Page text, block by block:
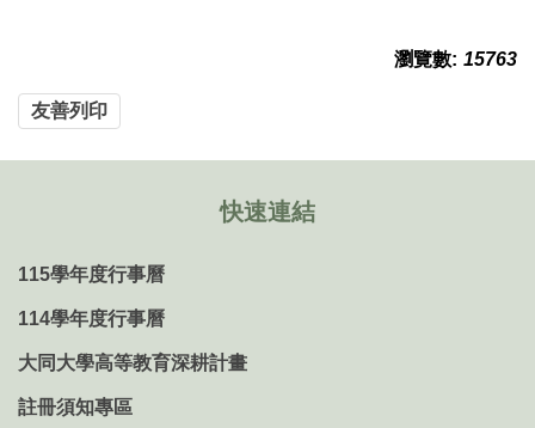
瀏覽數: 15763
友善列印
快速連結
115學年度行事曆
114學年度行事曆
大同大學高等教育深耕計畫
註冊須知專區